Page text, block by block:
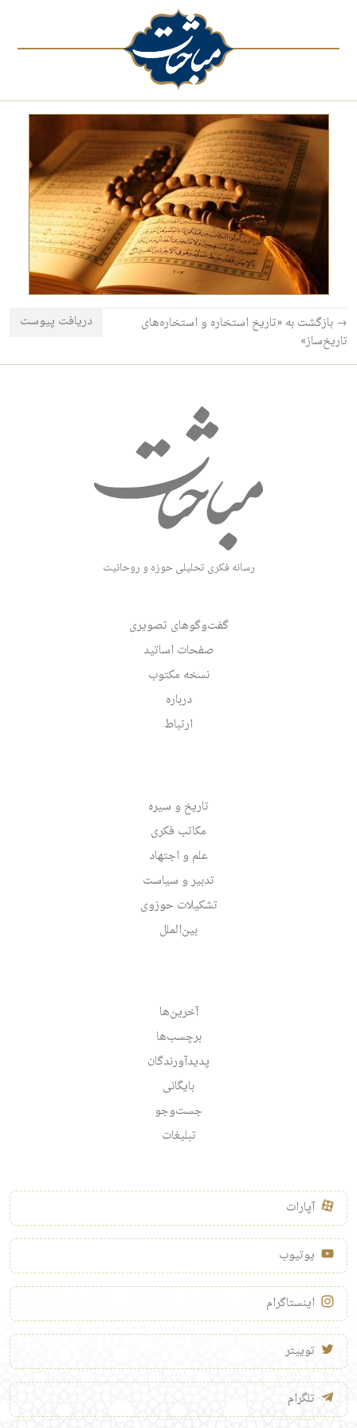
دریافت پیوست
→ بازگشت به «تاریخ استخاره و استخاره‌های
تاریخ‌ساز»
رسانه فکری تحلیلی حوزه و روحانیت
گفت‌وگوهای تصویری
صفحات اساتید
نسخه مکتوب
درباره
ارتباط
تاریخ و سیره
مکاتب فکری
علم و اجتهاد
تدبیر و سیاست
تشکیلات حوزوی
بین‌الملل
آخرین‌ها
برچسب‌ها
پدیدآورندگان
بایگانی
جست‌وجو
تبلیغات
آپارات
یوتیوب
اینستاگرام
توییتر
تلگرام